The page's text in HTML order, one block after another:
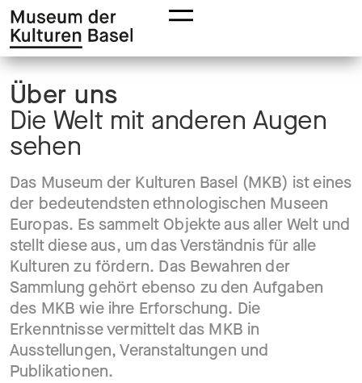
Zur
Hauptnavigation
springen
Zum
Hauptinhalt
springen
Über uns
Die Welt mit anderen Augen
sehen
Das Museum der Kulturen Basel (MKB) ist eines
der bedeutendsten ethnologischen Museen
Europas. Es sammelt Objekte aus aller Welt und
stellt diese aus, um das Verständnis für alle
Kulturen zu fördern. Das Bewahren der
Sammlung gehört ebenso zu den Aufgaben
des MKB wie ihre Erforschung. Die
Erkenntnisse vermittelt das MKB in
Ausstellungen, Veranstaltungen und
Publikationen.